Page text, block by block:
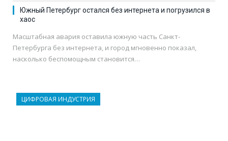
Южный Петербург остался без интернета и погрузился в
хаос
Масштабная авария оставила южную часть Санкт-
Петербурга без интернета, и город мгновенно показал,
насколько беспомощным становится…
ЦИФРОВАЯ ИНДУСТРИЯ